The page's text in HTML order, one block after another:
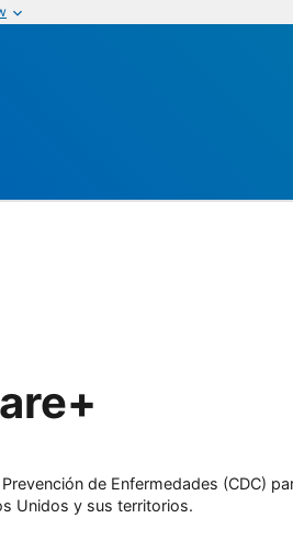
de Enfermedades (CDC)
Unidos y sus territorios.